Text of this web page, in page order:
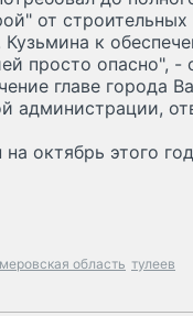
от
к
просто опасно", -
главе города
администрации,
октябрь этого
область тулеев